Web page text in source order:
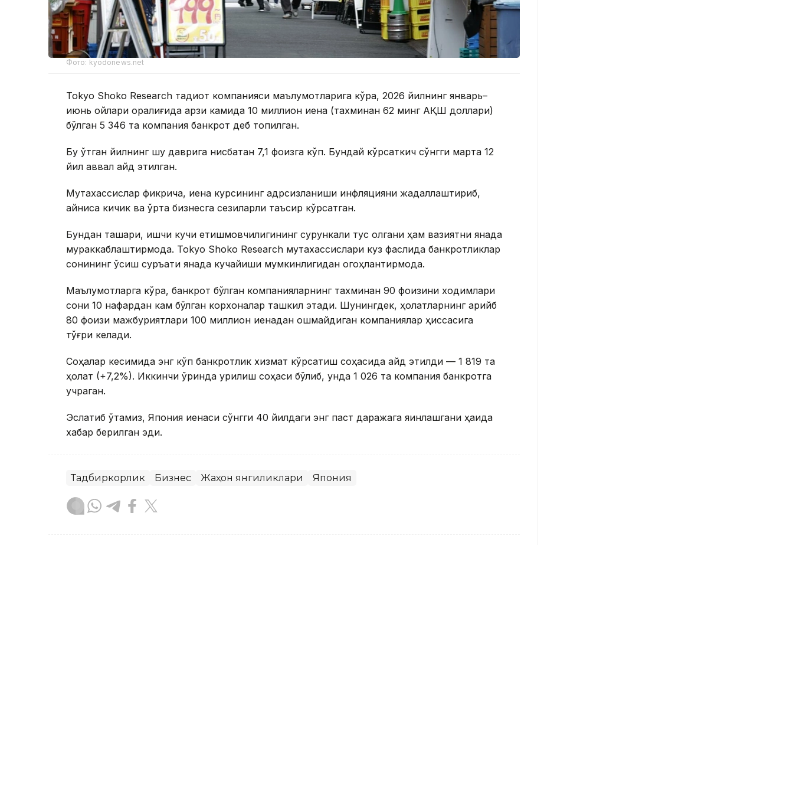
Фото: kyodonews.net
Tokyo Shoko Research тадқиқот компанияси маълумотларига кўра, 2026 йилнинг январь–
июнь ойлари оралиғида қарзи камида 10 миллион иена (тахминан 62 минг АҚШ доллари)
бўлган 5 346 та компания банкрот деб топилган.
Бу ўтган йилнинг шу даврига нисбатан 7,1 фоизга кўп. Бундай кўрсаткич сўнгги марта 12
йил аввал қайд этилган.
Мутахассислар фикрича, иена курсининг қадрсизланиши инфляцияни жадаллаштириб,
айниқса кичик ва ўрта бизнесга сезиларли таъсир кўрсатган.
Бундан ташқари, ишчи кучи етишмовчилигининг сурункали тус олгани ҳам вазиятни янада
мураккаблаштирмоқда. Tokyo Shoko Research мутахассислари куз фаслида банкротликлар
сонининг ўсиш суръати янада кучайиши мумкинлигидан огоҳлантирмоқда.
Маълумотларга кўра, банкрот бўлган компанияларнинг тахминан 90 фоизини ходимлари
сони 10 нафардан кам бўлган корхоналар ташкил этади. Шунингдек, ҳолатларнинг қарийб
80 фоизи мажбуриятлари 100 миллион иенадан ошмайдиган компаниялар ҳиссасига
тўғри келади.
Соҳалар кесимида энг кўп банкротлик хизмат кўрсатиш соҳасида қайд этилди — 1 819 та
ҳолат (+7,2%). Иккинчи ўринда қурилиш соҳаси бўлиб, унда 1 026 та компания банкротга
учраган.
Эслатиб ўтамиз, Япония иенаси сўнгги 40 йилдаги энг паст даражага яқинлашгани ҳақида
хабар берилган эди.
Тадбиркорлик Бизнес Жаҳон янгиликлари Япония